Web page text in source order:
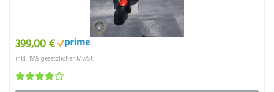
399,00 €
inkl. 19% gesetzlicher MwSt.